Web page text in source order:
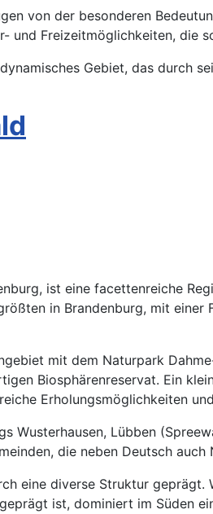
von der besonderen
Freizeitmöglichkeiten, die
Gebiet, das durch
ist eine facettenreiche
in Brandenburg, mit
mit dem Naturpark
Biosphärenreservat. Ein
Erholungsmöglichkeiten
Wusterhausen, Lübben
die neben Deutsch
eine diverse Struktur
ist, dominiert im Süden